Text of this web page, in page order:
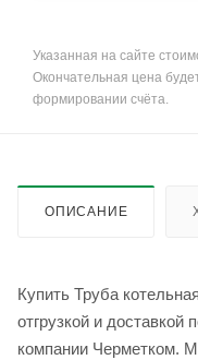
Указанная на сайте
Окончательная цена
формировании счёта.
ОПИСАНИЕ
Купить Труба
отгрузкой и
компании Черметком.